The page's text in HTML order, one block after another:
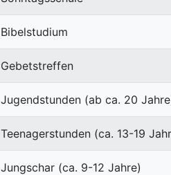
Bibelstudium
Gebetstreffen
Jugendstunden (ab ca. 20
Teenagerstunden (ca. 13-19
Jungschar (ca. 9-12 Jahre)